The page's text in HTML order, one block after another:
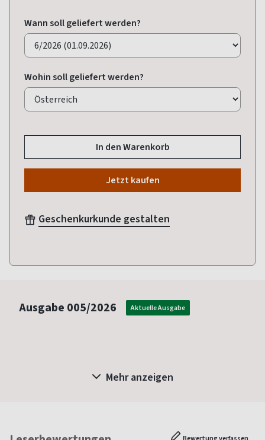
Wann soll geliefert werden?
Wohin soll geliefert werden?
In den Warenkorb
Jetzt kaufen
Geschenkurkunde gestalten
Ausgabe 005/2026 Aktuelle Ausgabe
Mehr anzeigen